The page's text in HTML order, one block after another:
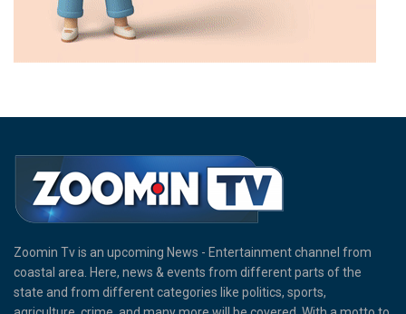
Zoomin Tv is an upcoming News - Entertainment channel from
coastal area. Here, news & events from different parts of the
state and from different categories like politics, sports,